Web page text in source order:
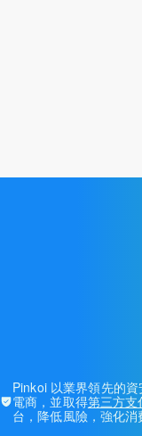
Pinkoi 以業界領先的
電商，並取得第三方支
台，降低風險，強化消